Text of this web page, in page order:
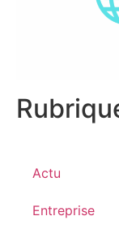
Actu
Entreprise